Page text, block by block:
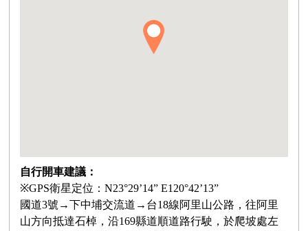
自行開車建議：
※GPS衛星定位：N23°29’14” E120°42’13”
國道3號→下中埔交流道→台18線阿里山公路，往阿里
山方向抵達石棹，沿169縣道順道路行駛，於爬坡處左